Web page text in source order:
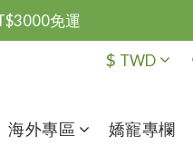
免運
$ TWD
海外專區 嬌寵專欄